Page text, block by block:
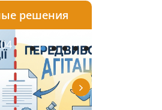
2026-08-04
2026-08-03
2026-07-27
решения